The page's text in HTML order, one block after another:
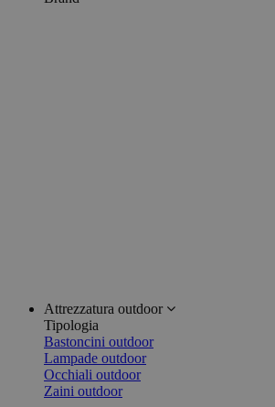
Attrezzatura outdoor
Tipologia
Bastoncini outdoor
Lampade outdoor
Occhiali outdoor
Zaini outdoor